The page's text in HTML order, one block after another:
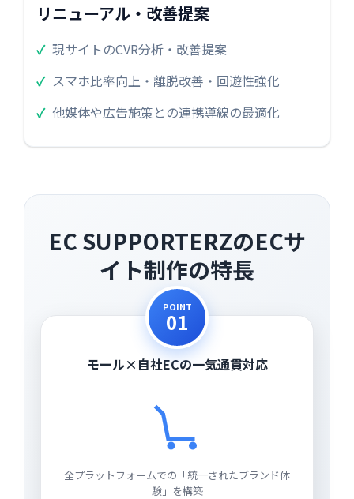
リニューアル・改善提案
現サイトのCVR分析・改善提案
スマホ比率向上・離脱改善・回遊性強化
他媒体や広告施策との連携導線の最適化
EC SUPPORTERZのECサ
イト制作の特長
POINT
01
モール×自社ECの一気通貫対応
全プラットフォームでの「統一されたブランド体
験」を構築